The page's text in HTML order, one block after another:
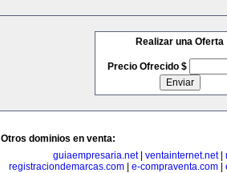
Realizar una Oferta
Precio Ofrecido $
Otros dominios en venta:
guiaempresaria.net| ventainternet.net|
registraciondemarcas.com| e-compraventa.com|